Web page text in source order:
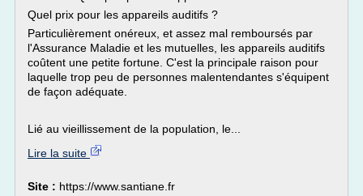
Quel prix pour les appareils auditifs ?
Particulièrement onéreux, et assez mal remboursés par
l'Assurance Maladie et les mutuelles, les appareils auditifs
coûtent une petite fortune. C'est la principale raison pour
laquelle trop peu de personnes malentendantes s'équipent
de façon adéquate.
Lié au vieillissement de la population, le...
Lire la suite
Site : https://www.santiane.fr